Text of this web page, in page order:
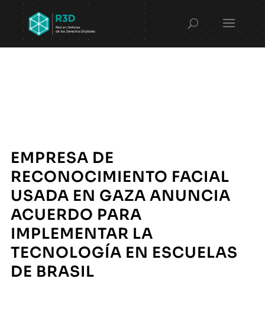
EMPRESA DE
RECONOCIMIENTO FACIAL
USADA EN GAZA ANUNCIA
ACUERDO PARA
IMPLEMENTAR LA
TECNOLOGÍA EN ESCUELAS
DE BRASIL